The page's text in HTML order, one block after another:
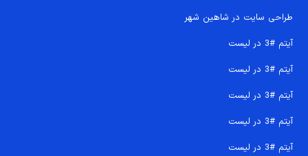
طراحی سایت در شاهین شهر
آیتم #3 در لیست
آیتم #3 در لیست
آیتم #3 در لیست
آیتم #3 در لیست
آیتم #3 در لیست